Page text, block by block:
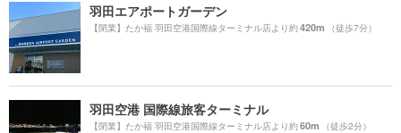
羽田エアポートガーデン
【閉業】たか福 羽田空港国際線ターミナル店より約420m （徒歩7分）
羽田空港 国際線旅客ターミナル
【閉業】たか福 羽田空港国際線ターミナル店より約60m （徒歩2分）